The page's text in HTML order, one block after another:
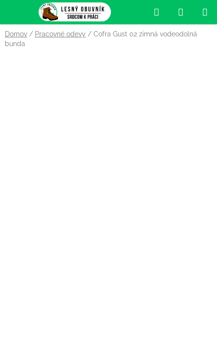
obsah
Hľadať
KOŠÍK
Domov / Pracovné odevy / Cofra Gust 02 zimná vodeodolná
bunda